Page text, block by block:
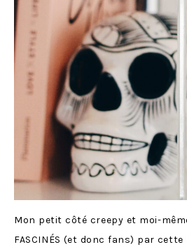
Mon petit côté creepy et moi-
FASCINÉS (et donc fans) par